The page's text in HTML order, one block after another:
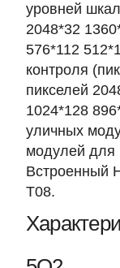
уровней
2048*32
576*112
контроля
пикселей
1024*128
уличных
модулей
Встроенный
T08.